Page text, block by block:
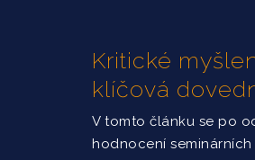
Kritické
klíčová
V tomto článku se po
hodnocení